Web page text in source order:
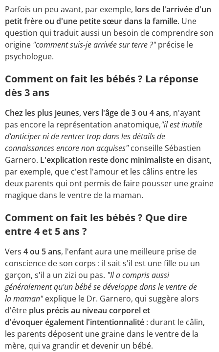
Parfois un peu avant, par exemple, lors de l'arrivée d'un
petit frère ou d'une petite sœur dans la famille. Une
question qui traduit aussi un besoin de comprendre son
origine "comment suis-je arrivée sur terre ?"précise le
psychologue.
Comment on fait les bébés ? La réponse
dès 3 ans
Chez les plus jeunes, vers l'âge de 3 ou 4 ans, n'ayant
pas encore la représentation anatomique,"il est inutile
d'anticiper ni de rentrer trop dans les détails de
connaissances encore non acquises"conseille Sébastien
Garnero. L'explication reste donc minimaliste en disant,
par exemple, que c'est l'amour et les câlins entre les
deux parents qui ont permis de faire pousser une graine
magique dans le ventre de la maman.
Comment on fait les bébés ? Que dire
entre 4 et 5 ans ?
Vers 4 ou 5 ans, l'enfant aura une meilleure prise de
conscience de son corps : il sait s'il est une fille ou un
garçon, s'il a un zizi ou pas. "Il a compris aussi
généralement qu'un bébé se développe dans le ventre de
la maman"explique le Dr. Garnero, qui suggère alors
d'être plus précis au niveau corporel et
d'évoquer également l'intentionnalité : durant le câlin,
les parents déposent une graine dans le ventre de la
mère, qui va grandir et devenir un bébé.